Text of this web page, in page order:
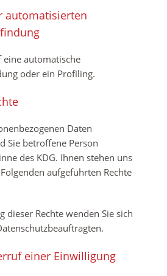
automatisierten
automatische
oder ein Profiling.
Daten
Sie betroffene Person
des KDG. Ihnen stehen uns
aufgeführten Rechte
dieser Rechte wenden Sie sich
einer Einwilligung